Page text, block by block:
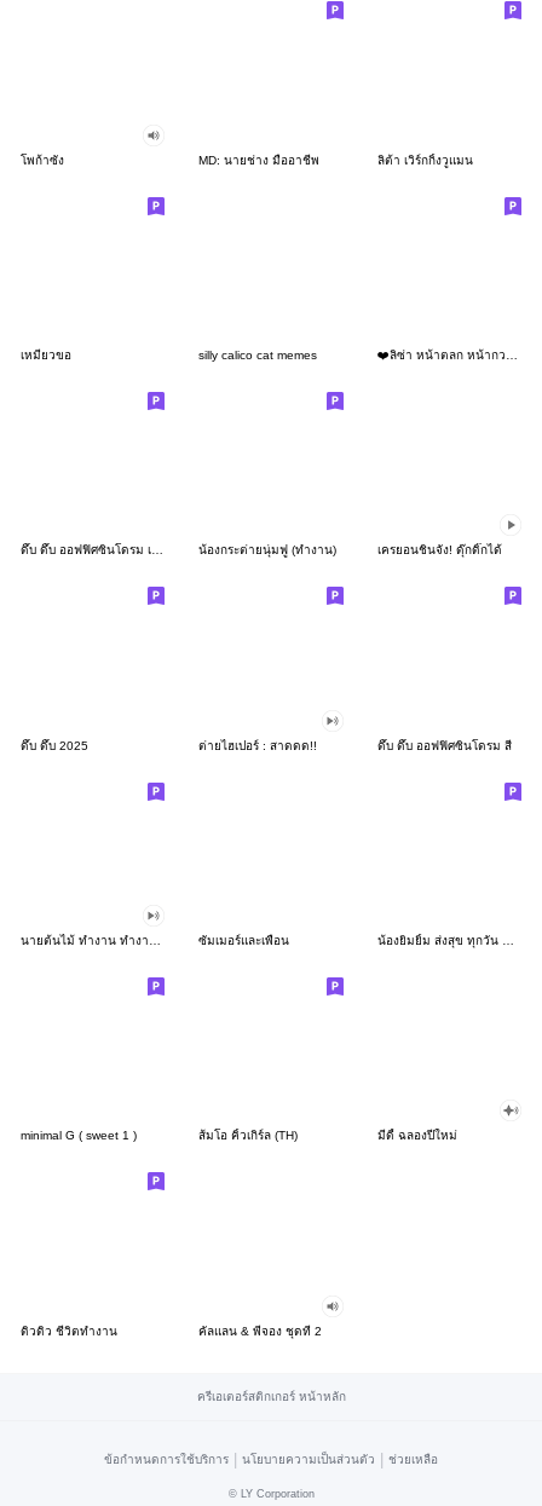
โพก้าซัง MD: นายช่าง มืออาชีพ ลิต้า เวิร์กกิ้งวูแมน
เหมียวขอ silly calico cat memes
ดึ๊บ ดึ๊บ ออฟฟิศซินโดรม เก้า น้องกระต่ายนุ่มฟู (ทำงาน) เครยอนชินจัง! ดุ๊กดิ๊กได้
ดึ๊บ ดึ๊บ 2025 ต่ายไฮเปอร์ : สาดดด!! ดึ๊บ ดึ๊บ ออฟฟิศซินโดรม สี่
ซัมเมอร์และเพื่อน
minimal G ( sweet 1 ) ส้มโอ คิ้วเกิร์ล (TH) มีดี้ ฉลองปีใหม่
ดิวดิว ชีวิตทำงาน คัลแลน & พี่จอง ชุดที่ 2
ครีเอเตอร์สติกเกอร์ หน้าหลัก
ข้อกำหนดการใช้บริการ | นโยบายความเป็นส่วนตัว | ช่วยเหลือ
© LY Corporation